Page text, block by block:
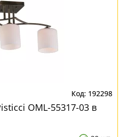
192298
OML-55317-03 в